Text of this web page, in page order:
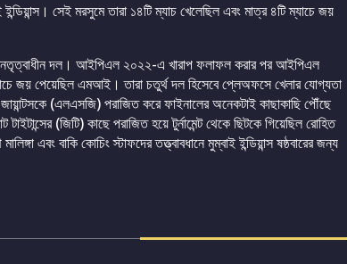
সেই মরসুমে তারা ১৪টি ম্যাচ খেলেছিল এবং মাত্র ৪টি ম্যাচে জয়
নেতৃত্বাধীন দল। আইপিএল ২০২২-এ খারাপ ফলাফল করার পর আইপিএল
জয় পেয়েছিল এমআই। তারা চতুর্থ দল হিসেবে প্লেঅফসে খেলার যোগ্যতা
(এলএসজি) পরাজিত করে ফাইনালের অনেকটাই কাছাকাছি পৌঁছে
(জিটি) কাছে পরাজিত হয়ে টুর্নামেন্ট থেকে ছিটকে গিয়েছিল রোহিত
এবং বাকি কোচিং স্টাফদের তত্ত্বাবধানে মুম্বাই ইন্ডিয়ান্স ষষ্ঠবারের জন্য